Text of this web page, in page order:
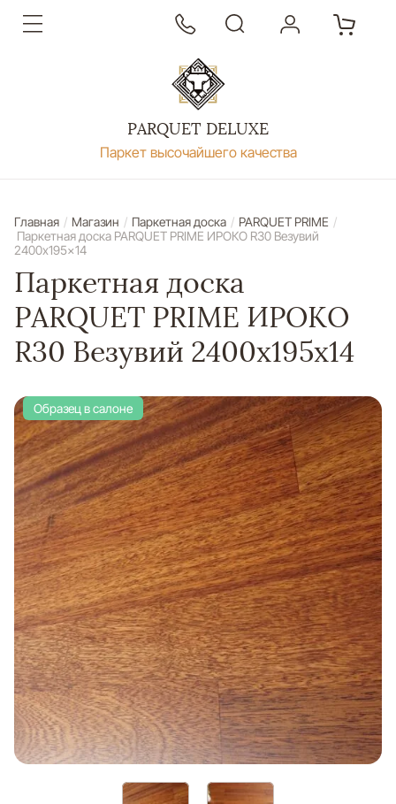
PARQUET DELUXE
Паркет высочайшего качества
Главная / Магазин / Паркетная доска / PARQUET PRIME /
Паркетная доска PARQUET PRIME ИРОКО R30 Везувий
2400x195x14
Паркетная доска
PARQUET PRIME ИРОКО
R30 Везувий 2400x195x14
Образец в салоне